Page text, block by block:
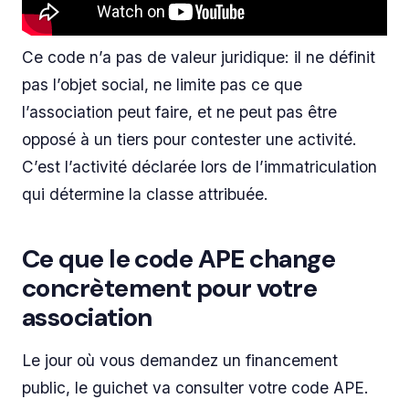
Ce code n’a pas de valeur juridique: il ne définit
pas l’objet social, ne limite pas ce que
l’association peut faire, et ne peut pas être
opposé à un tiers pour contester une activité.
C’est l’activité déclarée lors de l’immatriculation
qui détermine la classe attribuée.
Ce que le code APE change
concrètement pour votre
association
Le jour où vous demandez un financement
public, le guichet va consulter votre code APE.